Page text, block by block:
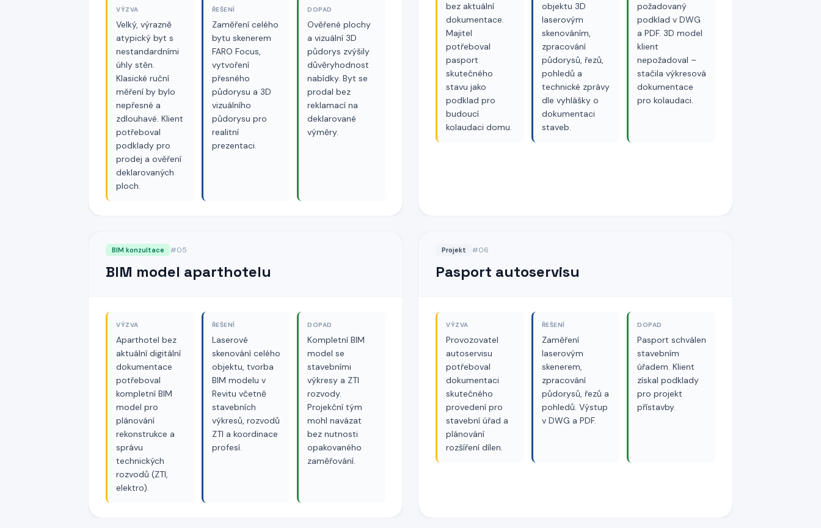
VÝZVA
Velký, výrazně
atypický byt s
nestandardními
úhly stěn.
Klasické ruční
měření by bylo
nepřesné a
zdlouhavé. Klient
potřeboval
podklady pro
prodej a ověření
deklarovaných
ploch.
ŘEŠENÍ
Zaměření celého
bytu skenerem
FARO Focus,
vytvoření
přesného
půdorysu a 3D
vizuálního
půdorysu pro
realitní
prezentaci.
DOPAD
Ověřené plochy
a vizuální 3D
půdorys zvýšily
důvěryhodnost
nabídky. Byt se
prodal bez
reklamací na
deklarované
výměry.
bez aktuální
dokumentace.
Majitel
potřeboval
pasport
skutečného
stavu jako
podklad pro
budoucí
kolaudaci domu.
objektu 3D
laserovým
skenováním,
zpracování
půdorysů, řezů,
pohledů a
technické zprávy
dle vyhlášky o
dokumentaci
staveb.
požadovaný
podklad v DWG
a PDF. 3D model
klient
nepožadoval –
stačila výkresová
dokumentace
pro kolaudaci.
BIM konzultace #05
BIM model aparthotelu
VÝZVA
Aparthotel bez
aktuální digitální
dokumentace
potřeboval
kompletní BIM
model pro
plánování
rekonstrukce a
správu
technických
rozvodů (ZTI,
elektro).
ŘEŠENÍ
Laserové
skenování celého
objektu, tvorba
BIM modelu v
Revitu včetně
stavebních
výkresů, rozvodů
ZTI a koordinace
profesí.
DOPAD
Kompletní BIM
model se
stavebními
výkresy a ZTI
rozvody.
Projekční tým
mohl navázat
bez nutnosti
opakovaného
zaměřování.
Projekt #06
Pasport autoservisu
VÝZVA
Provozovatel
autoservisu
potřeboval
dokumentaci
skutečného
provedení pro
stavební úřad a
plánování
rozšíření dílen.
ŘEŠENÍ
Zaměření
laserovým
skenerem,
zpracování
půdorysů, řezů a
pohledů. Výstup
v DWG a PDF.
DOPAD
Pasport schválen
stavebním
úřadem. Klient
získal podklady
pro projekt
přístavby.